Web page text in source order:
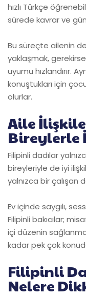
hızlı Türkçe
sürede kavrar ve
Bu süreçte ailenin
yaklaşmak,
uyumu hızlandırır.
konuştukları için
olurlar.
Aile
Bireylerle
Filipinli dadılar
bireyleriyle de iyi
yalnızca bir çalışan
Ev içinde saygılı,
Filipinli bakıcılar;
içi düzenin
kadar pek çok
Filipinli
Nelere